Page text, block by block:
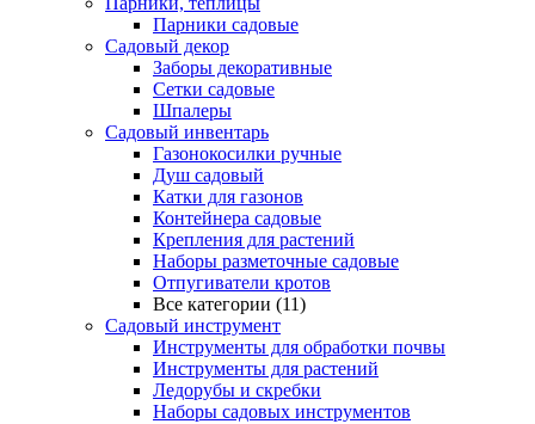
Парники садовые
Садовый декор
Заборы декоративные
Сетки садовые
Шпалеры
Садовый инвентарь
Газонокосилки ручные
Душ садовый
Катки для газонов
Контейнера садовые
Крепления для растений
Наборы разметочные садовые
Отпугиватели кротов
Все категории (11)
Садовый инструмент
Инструменты для обработки почвы
Инструменты для растений
Ледорубы и скребки
Наборы садовых инструментов